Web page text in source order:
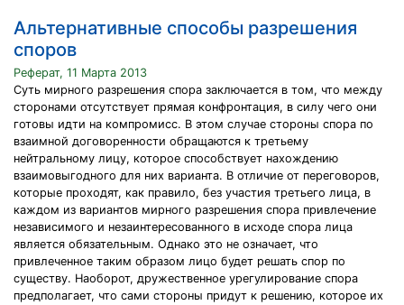
Альтернативные способы разрешения
споров
Реферат, 11 Марта 2013
Суть мирного разрешения спора заключается в том, что между
сторонами отсутствует прямая конфронтация, в силу чего они
готовы идти на компромисс. В этом случае стороны спора по
взаимной договоренности обращаются к третьему
нейтральному лицу, которое способствует нахождению
взаимовыгодного для них варианта. В отличие от переговоров,
которые проходят, как правило, без участия третьего лица, в
каждом из вариантов мирного разрешения спора привлечение
независимого и незаинтересованного в исходе спора лица
является обязательным. Однако это не означает, что
привлеченное таким образом лицо будет решать спор по
существу. Наоборот, дружественное урегулирование спора
предполагает, что сами стороны придут к решению, которое их